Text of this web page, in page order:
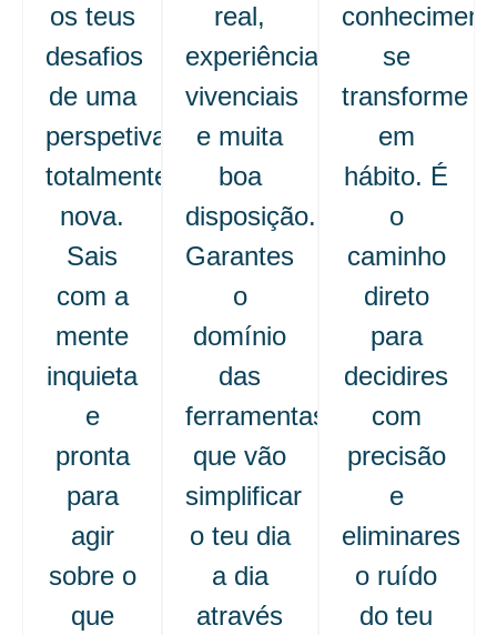
os teus
desafios
de uma
perspetiva
totalmente
nova.
Sais
com a
mente
inquieta
e
pronta
para
agir
sobre o
que
real,
experiências
vivenciais
e muita
boa
disposição.
Garantes
o
domínio
das
ferramentas
que vão
simplificar
o teu dia
a dia
através
se
transforme
em
hábito. É
o
caminho
direto
para
decidires
com
precisão
e
eliminares
o ruído
do teu